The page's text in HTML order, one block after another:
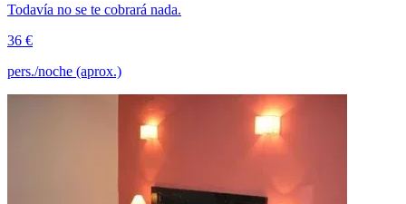
Todavía no se te cobrará nada.
36 €
pers./noche (aprox.)